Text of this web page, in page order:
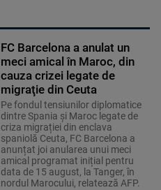
FC Barcelona a anulat un
meci amical în Maroc, din
cauza crizei legate de
migraţie din Ceuta
Pe fondul tensiunilor diplomatice
dintre Spania și Maroc legate de
criza migrației din enclava
spaniolă Ceuta, FC Barcelona a
anunțat joi anularea unui meci
amical programat inițial pentru
data de 15 august, la Tanger, în
nordul Marocului, relatează AFP.